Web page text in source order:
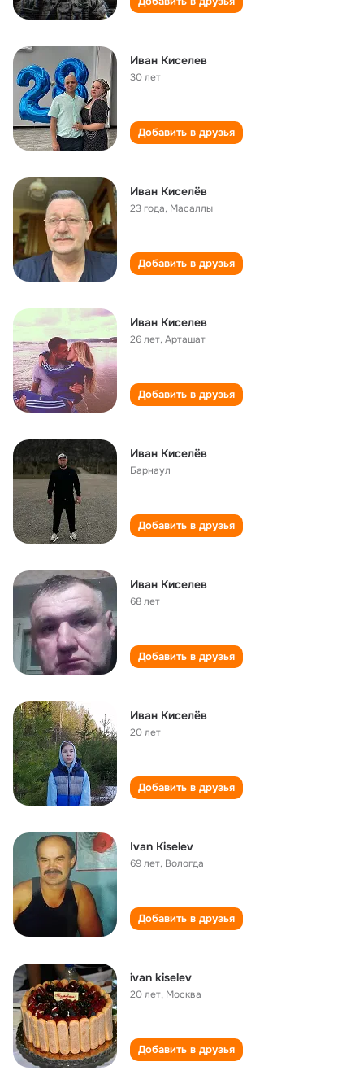
Иван Киселев
30 лет
Добавить в друзья
Иван Киселёв
23 года, Масаллы
Добавить в друзья
Иван Киселев
26 лет,Арташат
Добавить в друзья
Иван Киселёв
Барнаул
Добавить в друзья
Иван Киселев
68 лет
Добавить в друзья
Иван Киселёв
20 лет
Добавить в друзья
Ivan Kiselev
69 лет, Вологда
Добавить в друзья
ivan kiselev
20 лет, Москва
Добавить в друзья